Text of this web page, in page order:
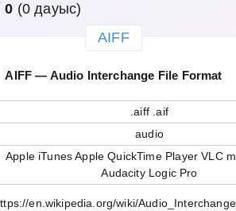
0 (0 дауыс)
AIFF
AIFF — Audio Interchange File Format
.aiff .aif
audio
Apple iTunes Apple QuickTime Player VLC
Audacity Logic Pro
en.wikipedia.org/wiki/